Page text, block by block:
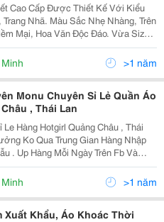
Cao Cấp Được Thiết Kế Với Kiểu
Trang Nhã. Màu Sắc Nhẹ Nhàng, Trên
Mại, Hoa Văn Độc Đáo. Vừa Size
43- 53 Kg Nhé.
>1 năm
Monu Chuyên Sỉ Lẻ Quần Áo
, Thái Lan
Hàng Hotgirl Quảng Châu , Thái
Qua Trung Gian Hàng Nhập
. Up Hàng Mỗi Ngày Trên Fb Và
1 ,2 Cái Vẫn Dc Tính Sỉ Mẫu>1 năm
Xuất Khẩu, Áo Khoác Thời